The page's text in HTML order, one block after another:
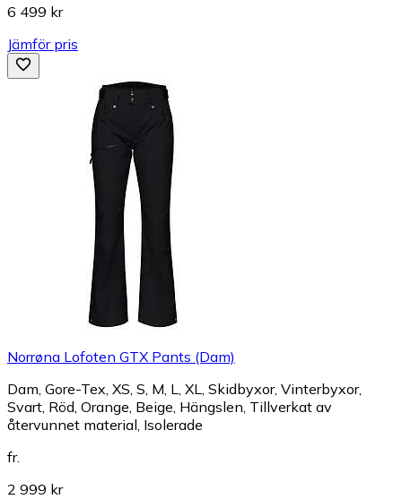
6 499 kr
Jämför pris
Norrøna Lofoten GTX Pants (Dam)
Dam, Gore-Tex, XS, S, M, L, XL, Skidbyxor, Vinterbyxor,
Svart, Röd, Orange, Beige, Hängslen, Tillverkat av
återvunnet material, Isolerade
fr.
2 999 kr